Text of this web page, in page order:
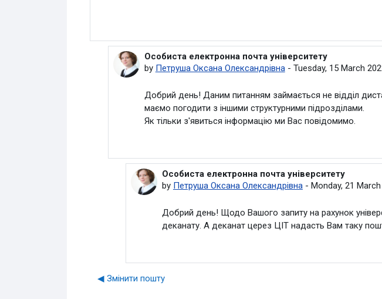
In reply to Deleted user
Особиста електронна почта університету
by Петруша Оксана Олександрівна- Tuesday, 15 March
Добрий день! Даним питанням займається не відділ
маємо погодити з іншими структурними підрозділами.
Як тільки з'явиться інформацію ми Вас повідомимо.
In reply to Петруша Оксана Олександрівна
Особиста електронна почта університету
by Петруша Оксана Олександрівна- Monday, 21
Добрий день! Щодо Вашого запиту на рахунок
деканату. А деканат церез ЦІТ надасть Вам таку
◀︎ Змінити пошту